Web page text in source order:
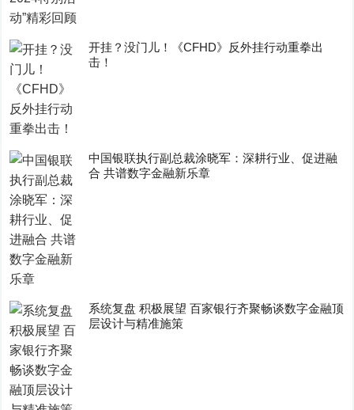
开挂？没门儿！《CFHD》反外挂行动重拳出
击！
中国银联执行副总裁涂晓军：深耕行业、促进融
合 共谱数字金融新乐章
系统复盘 积极展望 百家银行齐聚畅谈数字金融顶
层设计与精准施策